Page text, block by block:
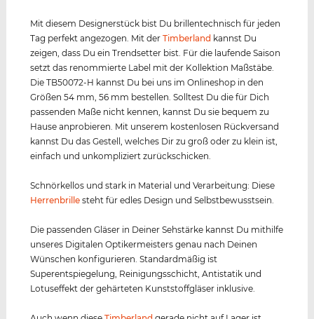
Mit diesem Designerstück bist Du brillentechnisch für jeden
Tag perfekt angezogen. Mit derTimberland kannst Du
zeigen, dass Du ein Trendsetter bist. Für die laufende Saison
setzt das renommierte Label mit der Kollektion Maßstäbe.
Die TB50072-H kannst Du bei uns im Onlineshop in den
Größen 54 mm, 56 mm bestellen. Solltest Du die für Dich
passenden Maße nicht kennen, kannst Du sie bequem zu
Hause anprobieren. Mit unserem kostenlosen Rückversand
kannst Du das Gestell, welches Dir zu groß oder zu klein ist,
einfach und unkompliziert zurückschicken.
Schnörkellos und stark in Material und Verarbeitung: Diese
Herrenbrille steht für edles Design und Selbstbewusstsein.
Die passenden Gläser in Deiner Sehstärke kannst Du mithilfe
unseres Digitalen Optikermeisters genau nach Deinen
Wünschen konfigurieren. Standardmäßig ist
Superentspiegelung, Reinigungsschicht, Antistatik und
Lotuseffekt der gehärteten Kunststoffgläser inklusive.